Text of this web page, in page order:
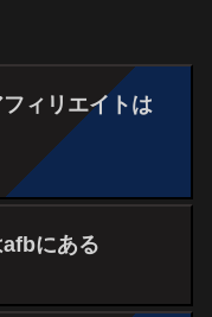
ィリエイトは
afbにある